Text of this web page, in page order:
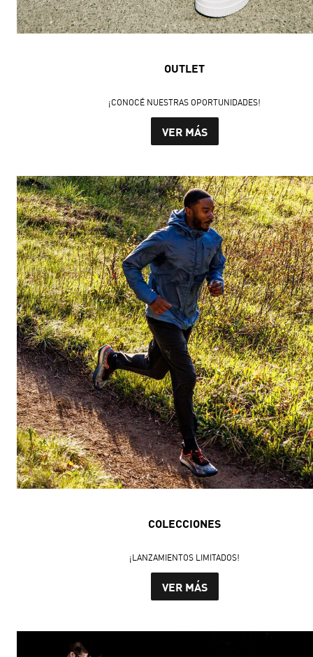
OUTLET
¡CONOCÉ NUESTRAS OPORTUNIDADES!
VER MÁS
COLECCIONES
¡LANZAMIENTOS LIMITADOS!
VER MÁS